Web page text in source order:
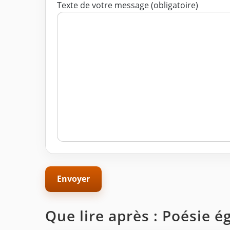
Texte de votre message (obligatoire)
Que lire après : Poésie